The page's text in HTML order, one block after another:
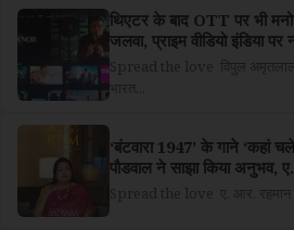
थिएटर के बाद OTT पर भी
जलवा, प्राइम वीडियो इंडिया पर
‘बंटवारा 1947’ के गाने ‘कहां
पौडवाल ने साझा किया अनुभव,